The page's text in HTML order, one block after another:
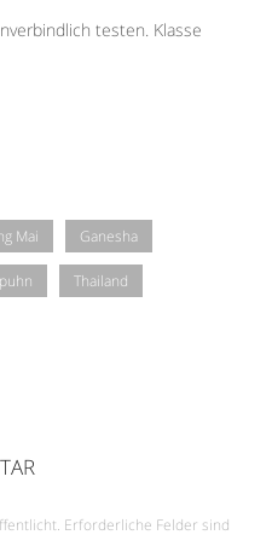
testen. Klasse
Mai Ganesha
Thailand
Erforderliche Felder sind